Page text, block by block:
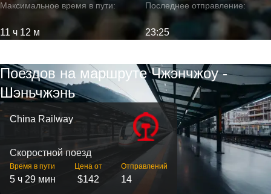
Максимальное время в пути:
11 ч 12 м
Последнее отправление:
23:25
Поездов на маршруте Чжэнчжоу -
Шэньчжэнь
China Railway
Скоростной поезд
Время в пути
5 ч 29 мин
Цена от
$142
Отправлений
14